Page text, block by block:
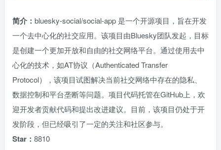
简介： bluesky-social/social-app 是一个开源项目，旨在开发
一个去中心化的社交应用。该项目由Bluesky团队发起，目标
是创建一个更加开放和自由的社交网络平台。通过使用去中
心化的技术，如AT协议（Authenticated Transfer
Protocol），该项目试图解决当前社交网络中存在的隐私、
数据控制和平台垄断等问题。项目代码托管在GitHub上，欢
迎开发者贡献代码和提出改进建议。目前，该项目仍处于开
发阶段，但已经吸引了一定的关注和社区参与。
Star： 8810